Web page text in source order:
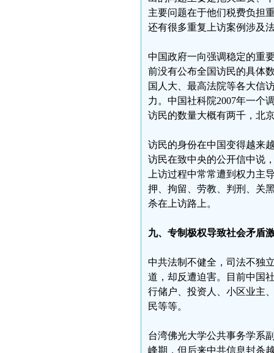
主要问题在于他们税费负担
还有很多重复上访案例涉及
中国政府一向强调稳定的重
前没有公布全国访民的具体
国人大、最高法院等各大信
力。中国社科院2007年一个
访民的数量大概有两千，北
访民的身份在中国变得越来
访民在致中央的公开信中说
上访过程中常常遭到权力主
押、拘留、劳教、判刑、关
杀在上访路上。
九、专制极权导致社会矛盾
中共法制不健全，司法不独
道，却反遭迫害。目前中国
行储户、投资人、小区业主
民等等。
台湾佛光大学公共事务学系
峰期，但后来中共信息封杀